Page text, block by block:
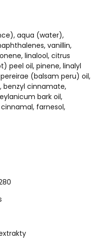
aqua (water),
vanillin,
linalool, citrus
peel oil, pinene, linalyl
(balsam peru) oil,
benzyl cinnamate,
bark oil,
farnesol,